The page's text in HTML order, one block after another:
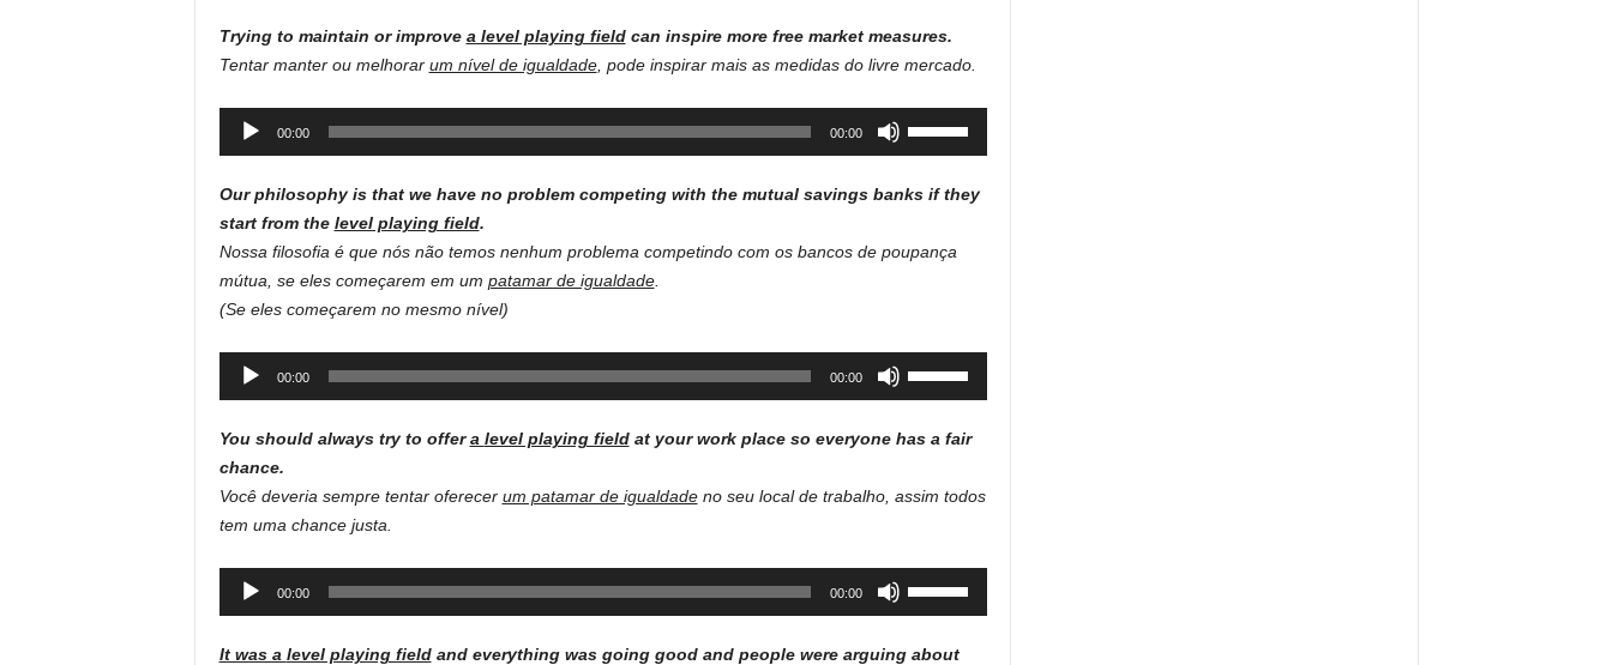
volume.
increase
or
volume.
Trying to maintain or improve a level playing fieldcan inspire more free market measures.
Tentar manter ou melhorar um nível de igualdade, pode inspirar mais as medidas do livre mercado.
Audio
00:00 00:00
increase
volume.
Our philosophy is that we have no problem competing with the mutual savings banks if they
start from the level playing field.
Nossa filosofia é que nós não temos nenhum problema competindo com os bancos de poupança
mútua, se eles começarem em um patamar de igualdade.
(Se eles começarem no mesmo nível)
Audio
00:00 00:00
decrease
volume.
You should always try to offera level playing fieldat your work place so everyone has a fair
chance.
Você deveria sempre tentar oferecer um patamar de igualdadeno seu local de trabalho, assim todos
tem uma chance justa.
Audio
00:00 00:00
It was a level playing fieldand everything was going good and people were arguing about